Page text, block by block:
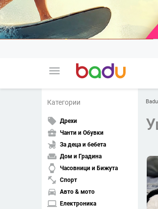
menu
Категории
local_offer Дрехи
business_center Чанти и Обувки
child_friendly За деца и бебета
weekend Дом и Градина
watch Часовници и Бижута
fitness_center Спорт
directions_car Авто & мото
laptop Електроника
Badu